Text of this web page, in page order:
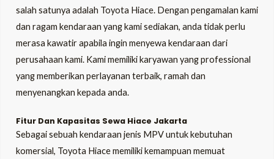
salah satunya adalah Toyota Hiace. Dengan pengamalan kami
dan ragam kendaraan yang kami sediakan, anda tidak perlu
merasa kawatir apabila ingin menyewa kendaraan dari
perusahaan kami. Kami memiliki karyawan yang professional
yang memberikan perlayanan terbaik, ramah dan
menyenangkan kepada anda.
Fitur Dan Kapasitas Sewa Hiace Jakarta
Sebagai sebuah kendaraan jenis MPV untuk kebutuhan
komersial, Toyota Hiace memiliki kemampuan memuat